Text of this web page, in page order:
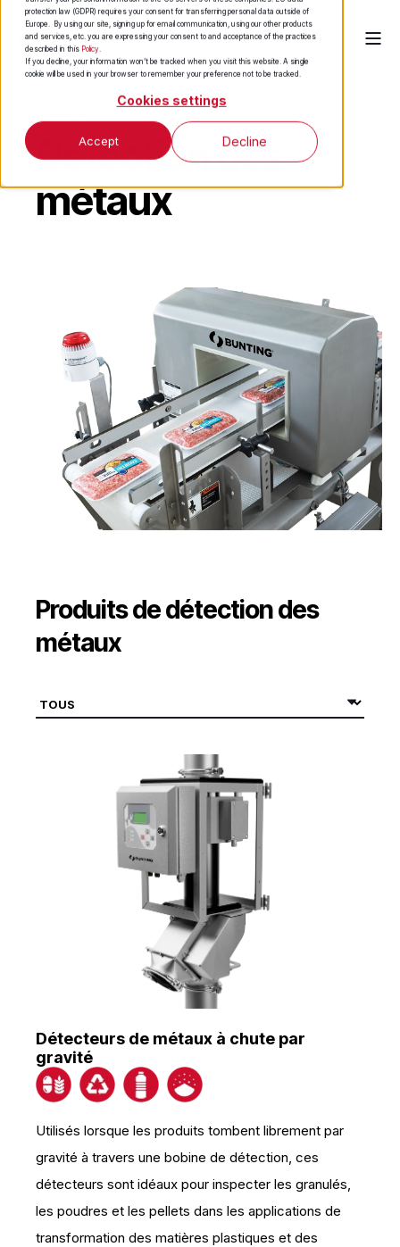
protection law (GDPR) requires your consent for transferring personal data outside of
Europe. By using our site, signing up for email communication, using our other products
and services, etc. you are expressing your consent to and acceptance of the practices
described in this Policy
If you decline, your information won’t be tracked when you visit this website. A single
cookie will be used in your browser to remember your preference not to be tracked.
Cookies settings
Accept Decline
Détection des
métaux
Produits de détection des
métaux
Détecteurs de métaux à chute par
gravité
Utilisés lorsque les produits tombent librement par
gravité à travers une bobine de détection, ces
détecteurs sont idéaux pour inspecter les granulés,
les poudres et les pellets dans les applications de
transformation des matières plastiques et des